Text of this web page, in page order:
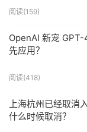
阅读(159)
OpenAI 新宠
先应用？
阅读(418)
上海杭州已经取消
什么时候取消？